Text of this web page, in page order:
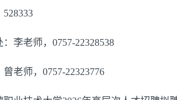
李老师，0757-22328538
老师，0757-22323776